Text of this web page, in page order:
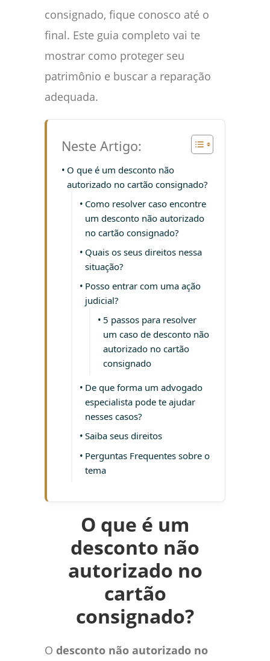
consignado, fique conosco até o
final. Este guia completo vai te
mostrar como proteger seu
patrimônio e buscar a reparação
adequada.
Neste Artigo:
O que é um desconto não
autorizado no cartão consignado?
Como resolver caso encontre
um desconto não autorizado
no cartão consignado?
Quais os seus direitos nessa
situação?
Posso entrar com uma ação
judicial?
5 passos para resolver
um caso de desconto não
autorizado no cartão
consignado
De que forma um advogado
especialista pode te ajudar
nesses casos?
Saiba seus direitos
Perguntas Frequentes sobre o
tema
O que é um
desconto não
autorizado no
cartão
consignado?
O desconto não autorizado no